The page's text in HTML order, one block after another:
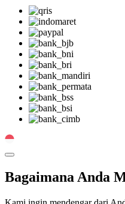
Change Language
Bagaimana Anda